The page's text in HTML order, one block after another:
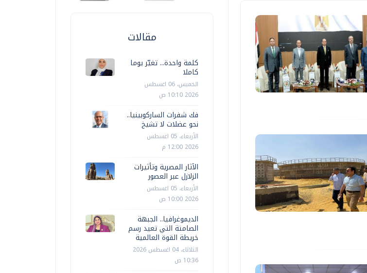
مقالات
كلمة واحدة... تغيّر يوما
كاملا
الخميس، 06 اغسطس
2026 10:10 ص
فك شفرات الساركوبينيا..
نحو عضلات لا تشيخ
الأربعاء، 05 اغسطس
2026 12:00 م
الآثار المصرية وتأثيرات
الزلازل عبر العصور
الأربعاء، 05 اغسطس
2026 10:00 ص
الديموغرافيا.. الجبهة
الصامتة التي تعيد رسم
خريطة القوة العالمية
الثلاثاء، 04 اغسطس 2026
10:36 ص